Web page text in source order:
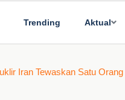
Trending Aktual
Iran Tewaskan Satu Orang